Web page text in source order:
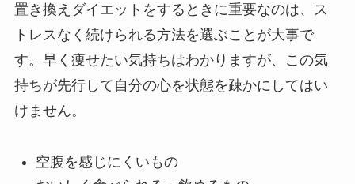
置き換えダイエットをするときに重要なのは、ス
トレスなく続けられる方法を選ぶことが大事で
す。早く痩せたい気持ちはわかりますが、この気
持ちが先行して自分の心を状態を疎かにしてはい
けません。
空腹を感じにくいもの